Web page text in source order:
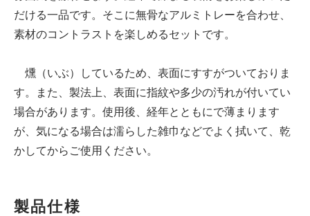
だける一品です。そこに無骨なアルミトレーを合わせ、
素材のコントラストを楽しめるセットです。
燻（いぶ）しているため、表面にすすがついておりま
す。また、製法上、表面に指紋や多少の汚れが付いてい
場合があります。使用後、経年とともにで薄まります
が、気になる場合は濡らした雑巾などでよく拭いて、乾
かしてからご使用ください。
製品仕様